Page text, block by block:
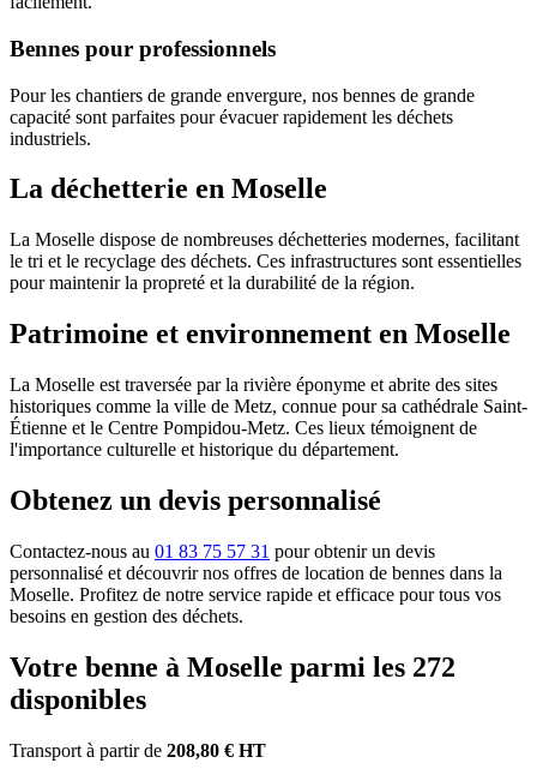
Bennes pour professionnels
Pour les chantiers de grande envergure, nos bennes de grande
capacité sont parfaites pour évacuer rapidement les déchets
industriels.
La déchetterie en Moselle
La Moselle dispose de nombreuses déchetteries modernes, facilitant
le tri et le recyclage des déchets. Ces infrastructures sont essentielles
pour maintenir la propreté et la durabilité de la région.
Patrimoine et environnement en Moselle
La Moselle est traversée par la rivière éponyme et abrite des sites
historiques comme la ville de Metz, connue pour sa cathédrale Saint-
Étienne et le Centre Pompidou-Metz. Ces lieux témoignent de
l'importance culturelle et historique du département.
Obtenez un devis personnalisé
Contactez-nous au 01 83 75 57 31 pour obtenir un devis
personnalisé et découvrir nos offres de location de bennes dans la
Moselle. Profitez de notre service rapide et efficace pour tous vos
besoins en gestion des déchets.
Votre benne à Moselle parmi les 272
disponibles
Transport à partir de 208,80 € HT